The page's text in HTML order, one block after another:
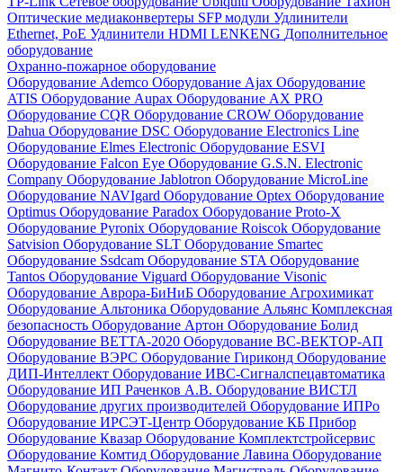
Оптические медиаконвертеры SFP модули Удлинители
Ethernet, PoE Удлинители HDMI LENKENG Дополнительное
оборудование
Охранно-пожарное оборудование
Оборудование Ademco Оборудование Ajax Оборудование
ATIS Оборудование Aupax Оборудование AX PRO
Оборудование CQR Оборудование CROW Оборудование
Dahua Оборудование DSC Оборудование Electronics Line
Оборудование Elmes Electronic Оборудование ESVI
Оборудование Falcon Eye Оборудование G.S.N. Electronic
Company Оборудование Jablotron Оборудование MicroLine
Оборудование NAVIgard Оборудование Optex Оборудование
Optimus Оборудование Paradox Оборудование Proto-X
Оборудование Pyronix Оборудование Roiscok Оборудование
Satvision Оборудование SLT Оборудование Smartec
Оборудование Ssdcam Оборудование STA Оборудование
Tantos Оборудование Viguard Оборудование Visonic
Оборудование Аврора-БиНиБ Оборудование Агрохимикат
Оборудование Альтоника Оборудование Альянс Комплексная
безопасность Оборудование Артон Оборудование Болид
Оборудование ВЕТТА-2020 Оборудование ВС-ВЕКТОР-АП
Оборудование ВЭРС Оборудование Гириконд Оборудование
ДИП-Интеллект Оборудование ИВС-Сигналспецавтоматика
Оборудование ИП Раченков А.В. Оборудование ВИСТЛ
Оборудование других производителей Оборудование ИПРо
Оборудование ИРСЭТ-Центр Оборудование КБ Прибор
Оборудование Квазар Оборудование Комплектстройсервис
Оборудование Комтид Оборудование Лавина Оборудование